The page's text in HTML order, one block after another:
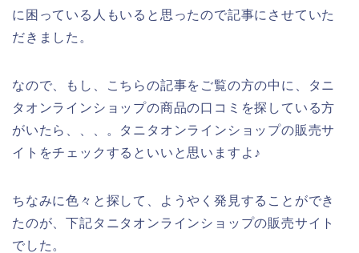
に困っている人もいると思ったので記事にさせていた
だきました。
なので、もし、こちらの記事をご覧の方の中に、タニ
タオンラインショップの商品の口コミを探している方
がいたら、、、。タニタオンラインショップの販売サ
イトをチェックするといいと思いますよ♪
ちなみに色々と探して、ようやく発見することができ
たのが、下記タニタオンラインショップの販売サイト
でした。